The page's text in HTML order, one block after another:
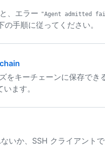
、エラー "Agent admitted
手順に従ってください。
をキーチェーンに保存でき
ます。
いか、SSH クライアント